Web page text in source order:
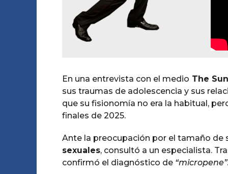
En una entrevista con el medio The Sun
sus traumas de adolescencia y sus
que su fisionomía no era la habitual,
finales de 2025.
Ante la preocupación por el tamaño de
sexuales, consultó a un especialista.
confirmó el diagnóstico de